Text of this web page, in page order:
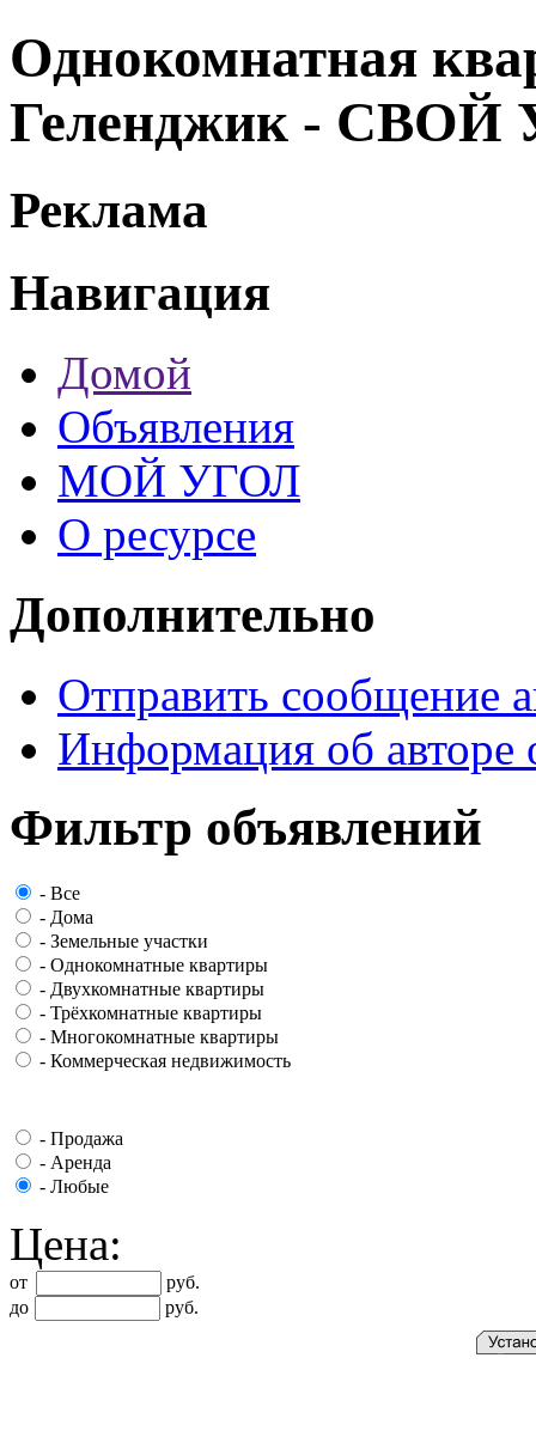
Однокомнатная
Геленджик - СВОЙ
Реклама
Навигация
Домой
Объявления
МОЙ УГОЛ
О ресурсе
Дополнительно
Отправить сообщение
Информация об авторе
Фильтр объявлений
- Все
- Дома
- Земельные участки
- Однокомнатные квартиры
- Двухкомнатные квартиры
- Трёхкомнатные квартиры
- Многокомнатные квартиры
- Коммерческая недвижимость
- Продажа
- Аренда
- Любые
Цена:
от
руб.
до
руб.